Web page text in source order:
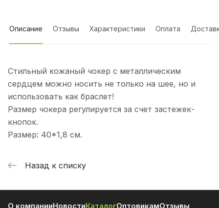
Описание Отзывы Характеристики Оплата
Стильный кожаный чокер с металлическим
сердцем можно носить не только на шее, но и
использовать как браслет!
Размер чокера регулируется за счет застежек-
кнопок.
Размер: 40*1,8 см.
Назад к списку
О компанииНовостиКаталогОптовикамОтзывы